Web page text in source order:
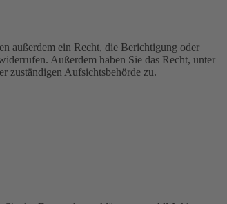
außerdem ein Recht, die Berichtigung oder
Außerdem haben Sie das Recht, unter
zuständigen Aufsichtsbehörde zu.